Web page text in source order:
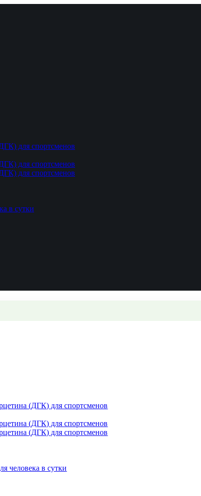
для спортсменов
для спортсменов
для спортсменов
в сутки
(ДГК) для спортсменов
(ДГК) для спортсменов
(ДГК) для спортсменов
человека в сутки